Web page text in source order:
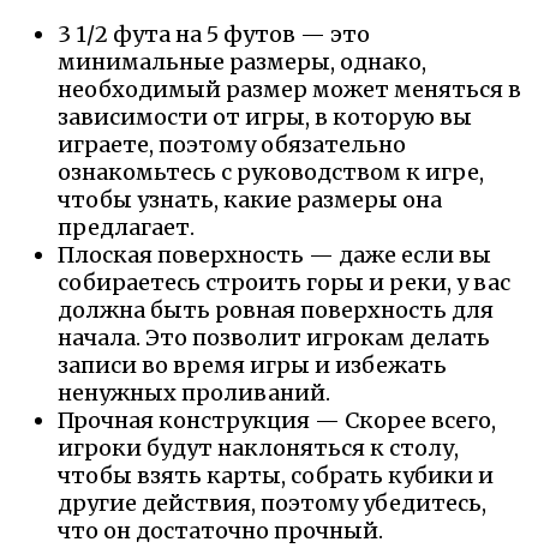
3 1/2 фута на 5 футов — это
минимальные размеры, однако,
необходимый размер может меняться в
зависимости от игры, в которую вы
играете, поэтому обязательно
ознакомьтесь с руководством к игре,
чтобы узнать, какие размеры она
предлагает.
Плоская поверхность — даже если вы
собираетесь строить горы и реки, у вас
должна быть ровная поверхность для
начала. Это позволит игрокам делать
записи во время игры и избежать
ненужных проливаний.
Прочная конструкция — Скорее всего,
игроки будут наклоняться к столу,
чтобы взять карты, собрать кубики и
другие действия, поэтому убедитесь,
что он достаточно прочный.